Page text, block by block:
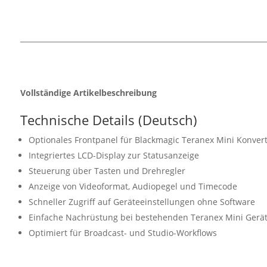
Vollständige Artikelbeschreibung
Technische Details (Deutsch)
Optionales Frontpanel für Blackmagic Teranex Mini
Integriertes LCD-Display zur Statusanzeige
Steuerung über Tasten und Drehregler
Anzeige von Videoformat, Audiopegel und Timecode
Schneller Zugriff auf Geräteeinstellungen ohne Software
Einfache Nachrüstung bei bestehenden Teranex Mini
Optimiert für Broadcast- und Studio-Workflows